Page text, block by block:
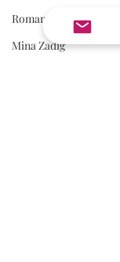
Romance Sombre
Mina Zadig